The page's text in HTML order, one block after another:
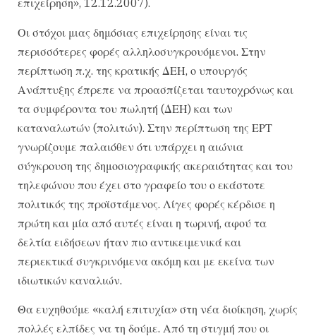
επιχείρηση», 12.12.2007).
Οι στόχοι μιας δημόσιας επιχείρησης είναι τις
περισσότερες φορές αλληλοσυγκρουόμενοι. Στην
περίπτωση π.χ. της κρατικής ΔΕΗ, ο υπουργός
Ανάπτυξης έπρεπε να προασπίζεται ταυτοχρόνως και
τα συμφέροντα του πωλητή (ΔΕΗ) και των
καταναλωτών (πολιτών). Στην περίπτωση της ΕΡΤ
γνωρίζουμε παλαιόθεν ότι υπάρχει η αιώνια
σύγκρουση της δημοσιογραφικής ακεραιότητας και του
τηλεφώνου που έχει στο γραφείο του ο εκάστοτε
πολιτικός της προϊστάμενος. Λίγες φορές κέρδισε η
πρώτη και μία από αυτές είναι η τωρινή, αφού τα
δελτία ειδήσεων ήταν πιο αντικειμενικά και
περιεκτικά συγκρινόμενα ακόμη και με εκείνα των
ιδιωτικών καναλιών.
Θα ευχηθούμε «καλή επιτυχία» στη νέα διοίκηση, χωρίς
πολλές ελπίδες να τη δούμε. Από τη στιγμή που οι